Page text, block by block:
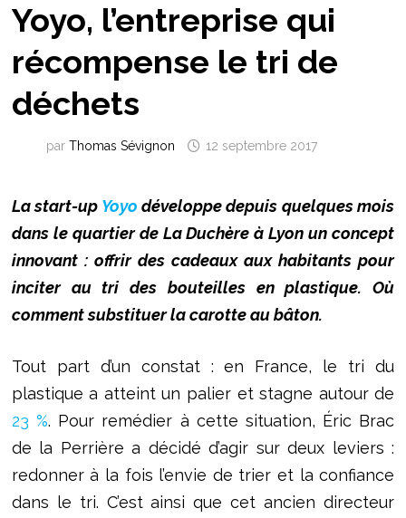
Yoyo, l’entreprise qui
récompense le tri de
déchets
par Thomas Sévignon 12 septembre 2017
La start-up Yoyo développe depuis quelques mois
dans le quartier de La Duchère à Lyon un concept
innovant : offrir des cadeaux aux habitants pour
inciter au tri des bouteilles en plastique. Où
comment substituer la carotte au bâton.
Tout part d’un constat : en France, le tri du
plastique a atteint un palier et stagne autour de
23 %. Pour remédier à cette situation, Éric Brac
de la Perrière a décidé d’agir sur deux leviers :
redonner à la fois l’envie de trier et la confiance
dans le tri. C’est ainsi que cet ancien directeur